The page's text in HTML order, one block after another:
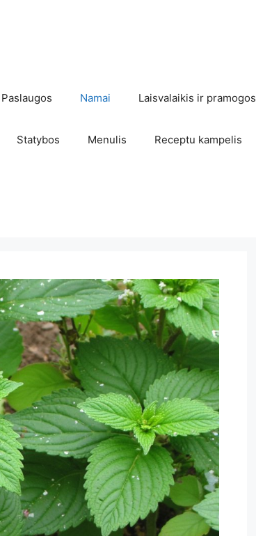
Paslaugos Namai Laisvalaikis ir pramogos
Statybos Menulis Receptu kampelis